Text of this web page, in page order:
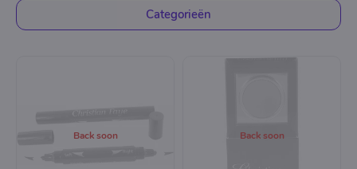
Categorieën
Back soon Back soon